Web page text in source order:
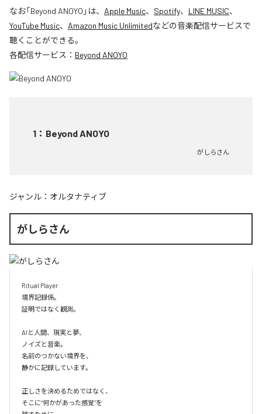
なお「Beyond ANOYO 」は、 Apple Music、 Spotify、 LINE MUSIC、
YouTube Music、 Amazon Music Unlimitedなどの音楽配信サービスで
聴くことができる。
各配信サービス： Beyond ANOYO
1 ： Beyond ANOYO
がしらさん
ジャンル： オルタナティブ
がしらさん
Ritual Player
境界記録係。
証明ではなく観測。
AIと人間、現実と夢、
ノイズと音楽。
名前のつかない境界を、
静かに記録しています。
正しさを決めるためではなく、
そこに“何かがあった感覚”を